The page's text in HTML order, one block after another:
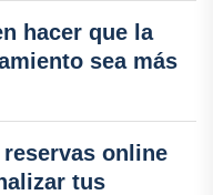
hacer que la
sea más
online
tus